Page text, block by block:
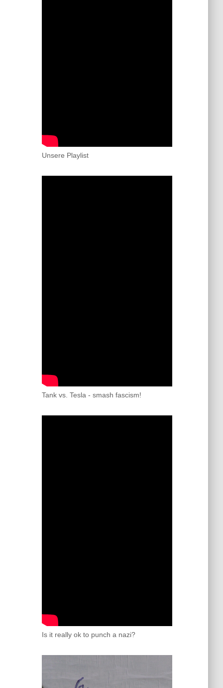
Unsere Playlist
Tank vs. Tesla - smash fascism!
Is it really ok to punch a nazi?